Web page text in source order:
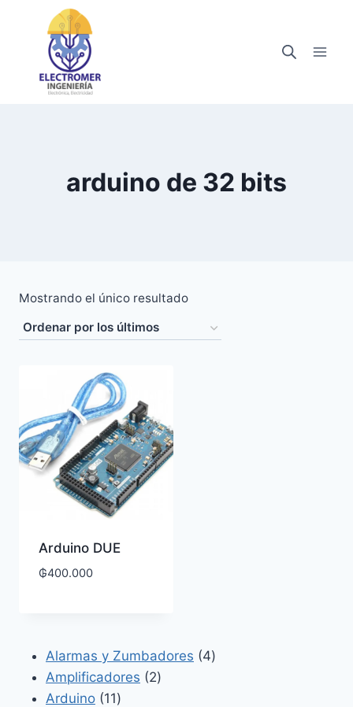
contenido
arduino de 32 bits
Mostrando el único resultado
Arduino DUE
₲400.000
Alarmas y Zumbadores 44
Amplificadores 22
Arduino 1111